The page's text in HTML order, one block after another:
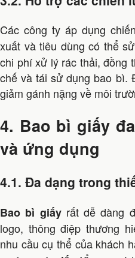
Các công ty áp dụng
xuất và tiêu dùng có thể
chi phí xử lý rác thải, đồng
chế và tái sử dụng bao bì.
giảm gánh nặng về môi
4. Bao bì giấy
và ứng dụng
4.1. Đa dạng trong
Bao bì giấyrất dễ dàng
logo, thông điệp thương
nhu cầu cụ thể của khách